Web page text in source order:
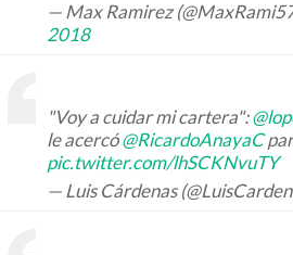
— Max Ramirez
2018
"Voy a cuidar mi cartera":
le acercó@RicardoAnayaC
pic.twitter.com/lhSCKNvuTY
— Luis Cárdenas